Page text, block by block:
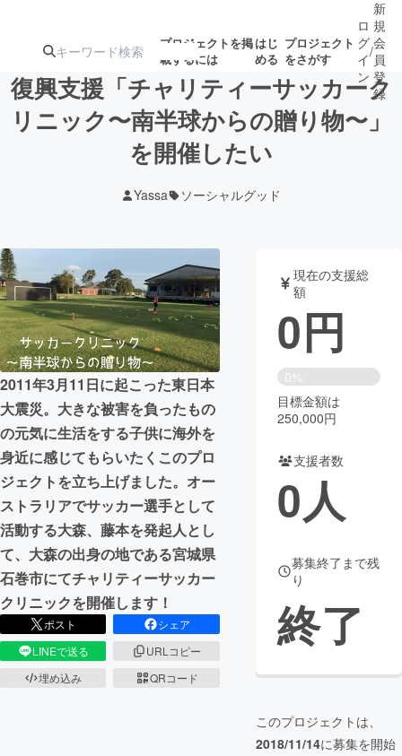
プロジェクトを掲
載するには
はじ
める
プロジェクト
をさがす
注目の新着プロ
ジェクト
募集終了が近いプ
テクノロジー・ガジェット
映像・映画 書籍・雑誌
ビジネス・起業 チャレンジ
まちづくり・地域活性化
CAMPFIRE for Social Good
CAMPFIRE Creation
CAMPFIREふるさと納税 machi-ya コミュニティ
ロ
グ
イ
ン
/
新
規
会
員
登
録
復興支援「チャリティーサッカーク
リニック〜南半球からの贈り物〜」
を開催したい
Yassa ソーシャルグッド
2011年3月11日に起こった東日本
大震災。大きな被害を負ったもの
の元気に生活をする子供に海外を
身近に感じてもらいたくこのプロ
ジェクトを立ち上げました。オー
ストラリアでサッカー選手として
活動する大森、藤本を発起人とし
て、大森の出身の地である宮城県
石巻市にてチャリティーサッカー
クリニックを開催します！
ポスト
シェア
LINEで送る
URLコピー
埋め込み
QRコード
現在の支援総
額
0円
0%
目標金額は
250,000円
支援者数
0人
募集終了まで残
り
終了
このプロジェクトは、
2018/11/14に募集を開始